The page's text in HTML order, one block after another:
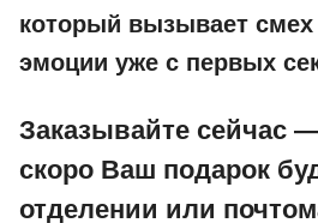
который вызывает
эмоции уже с первых
Заказывайте сейчас
скоро Ваш подарок
отделении или